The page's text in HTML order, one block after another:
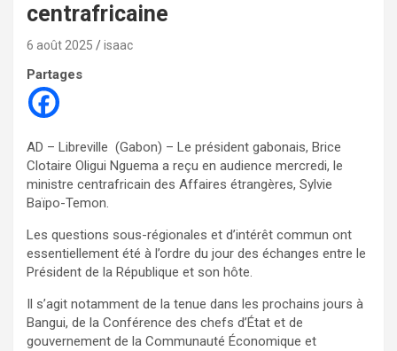
centrafricaine
6 août 2025 isaac
Partages
AD – Libreville (Gabon) – Le président gabonais, Brice
Clotaire Oligui Nguema a reçu en audience mercredi, le
ministre centrafricain des Affaires étrangères, Sylvie
Baïpo-Temon.
Les questions sous-régionales et d’intérêt commun ont
essentiellement été à l’ordre du jour des échanges entre le
Président de la République et son hôte.
Il s’agit notamment de la tenue dans les prochains jours à
Bangui, de la Conférence des chefs d’État et de
gouvernement de la Communauté Économique et